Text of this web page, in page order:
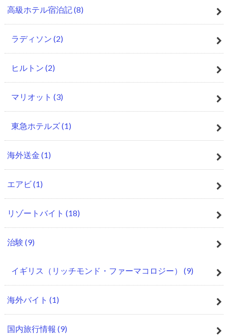
高級ホテル宿泊記(8)
ラディソン (2)
ヒルトン (2)
マリオット (3)
東急ホテルズ(1)
海外送金 (1)
エアビ(1)
リゾートバイト (18)
治験 (9)
イギリス（リッチモンド・ファーマコロジー） (9)
海外バイト (1)
国内旅行情報 (9)